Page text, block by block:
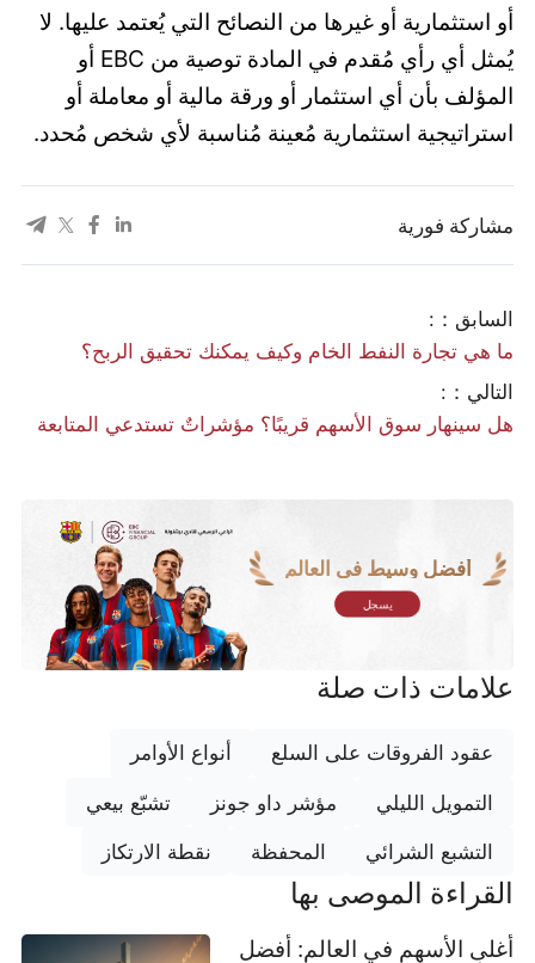
أو استثمارية أو غيرها من النصائح التي يُعتمد عليها. لا
يُمثل أي رأي مُقدم في المادة توصية من EBC أو
المؤلف بأن أي استثمار أو ورقة مالية أو معاملة أو
استراتيجية استثمارية مُعينة مُناسبة لأي شخص مُحدد.
مشاركة فورية
السابق：:
ما هي تجارة النفط الخام وكيف يمكنك تحقيق الربح؟
التالي：:
هل سينهار سوق الأسهم قريبًا؟ مؤشراتٌ تستدعي المتابعة
أفضل وسيط في العالم
يسجل
علامات ذات صلة
عقود الفروقات على السلع أنواع الأوامر
التمويل الليلي مؤشر داو جونز تشبّع بيعي
التشبع الشرائي المحفظة نقطة الارتكاز
القراءة الموصى بها
أغلى الأسهم في العالم: أفضل